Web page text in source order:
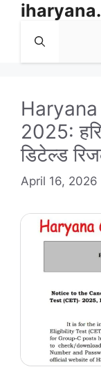
Skip
content
2025:
डिटेल्ड
April 16, 2026